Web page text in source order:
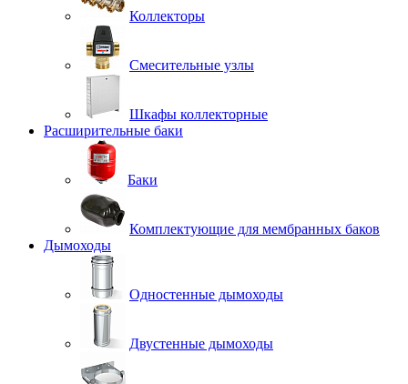
Коллекторы
Смесительные узлы
Шкафы коллекторные
Расширительные баки
Баки
Комплектующие для мембранных баков
Дымоходы
Одностенные дымоходы
Двустенные дымоходы